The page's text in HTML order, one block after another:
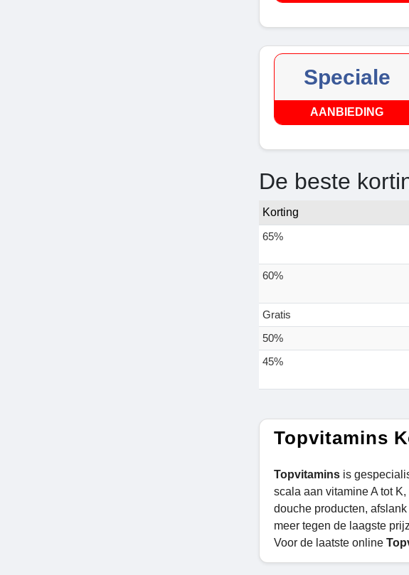
Speciale
AANBIEDING
De beste
Korting
65%
60%
Gratis
50%
45%
Topvitamins
Topvitamins is
scala aan vitamine A tot
douche producten,
meer tegen de laagste
Voor de laatste online